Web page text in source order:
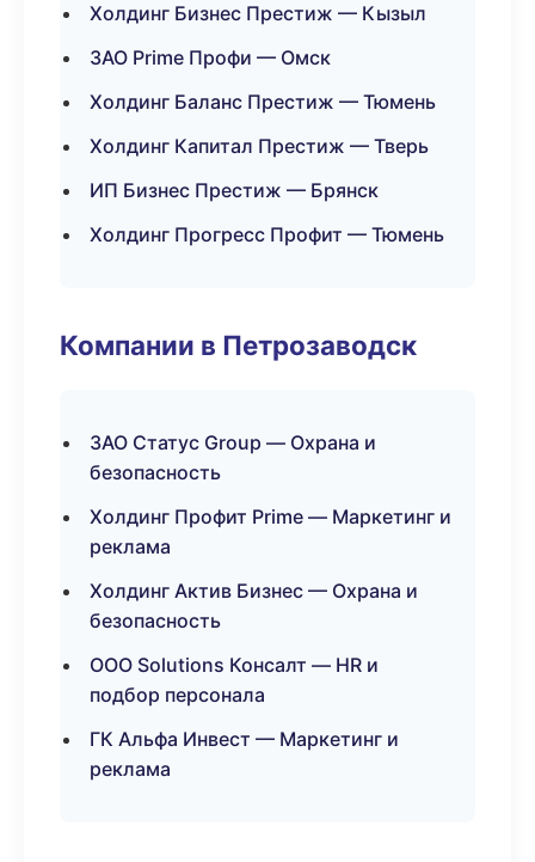
Холдинг Бизнес Престиж — Кызыл
ЗАО Prime Профи — Омск
Холдинг Баланс Престиж — Тюмень
Холдинг Капитал Престиж — Тверь
ИП Бизнес Престиж — Брянск
Холдинг Прогресс Профит — Тюмень
Компании в Петрозаводск
ЗАО Статус Group — Охрана и
безопасность
Холдинг Профит Prime — Маркетинг и
реклама
Холдинг Актив Бизнес — Охрана и
безопасность
ООО Solutions Консалт — HR и
подбор персонала
ГК Альфа Инвест — Маркетинг и
реклама